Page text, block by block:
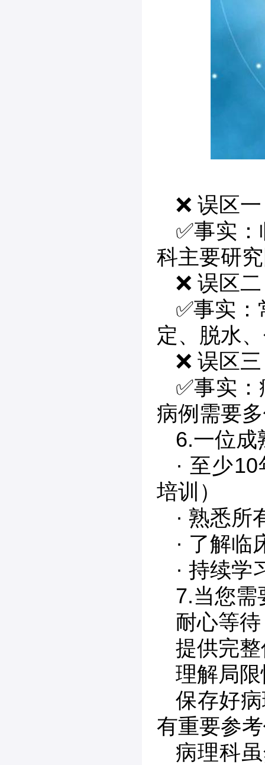
❌ 误区
✅事实
科主要研
❌ 误区
✅事实
定、脱水
❌ 误区
✅事实
病例需要
6.一位成
· 至少
培训）
· 熟悉所
· 了解临
· 持续学
7.当您需
耐心等
提供完
理解局
保存好
有重要参
病理科